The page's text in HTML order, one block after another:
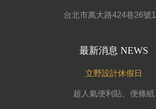
台北市萬大路424巷26號
最新消息 NEWS
立野設計休假日
超人氣便利貼、便條紙